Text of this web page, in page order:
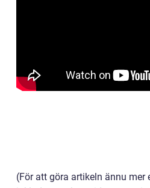
(För att göra artikeln ännu mer